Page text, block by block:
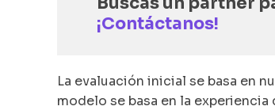
¡Contáctanos!
La evaluación inicial se basa en
modelo se basa en la